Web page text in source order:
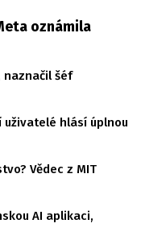
oznámila
naznačil šéf
uživatelé hlásí úplnou
Vědec z MIT
AI aplikaci,